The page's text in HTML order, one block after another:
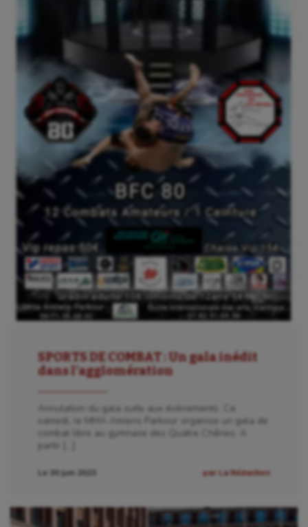
SPORTS DE COMBAT : Un gala inédit
dans l’agglomération
Annulation du gala suite aux évènements. Ce
samedi, le MMA Amiens Parkour organise un gala de
combat libre au gymnase des Quatre Chênes. A
partir […]
Le 30 juin 2023 par La Rédaction